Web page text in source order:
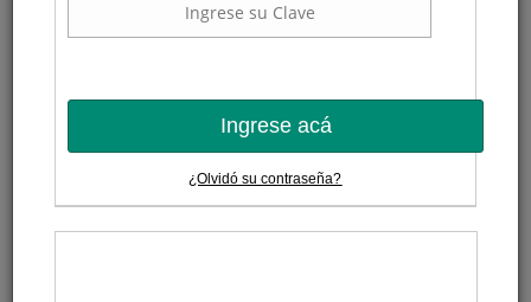
Ingrese acá
¿Olvidó su contraseña?